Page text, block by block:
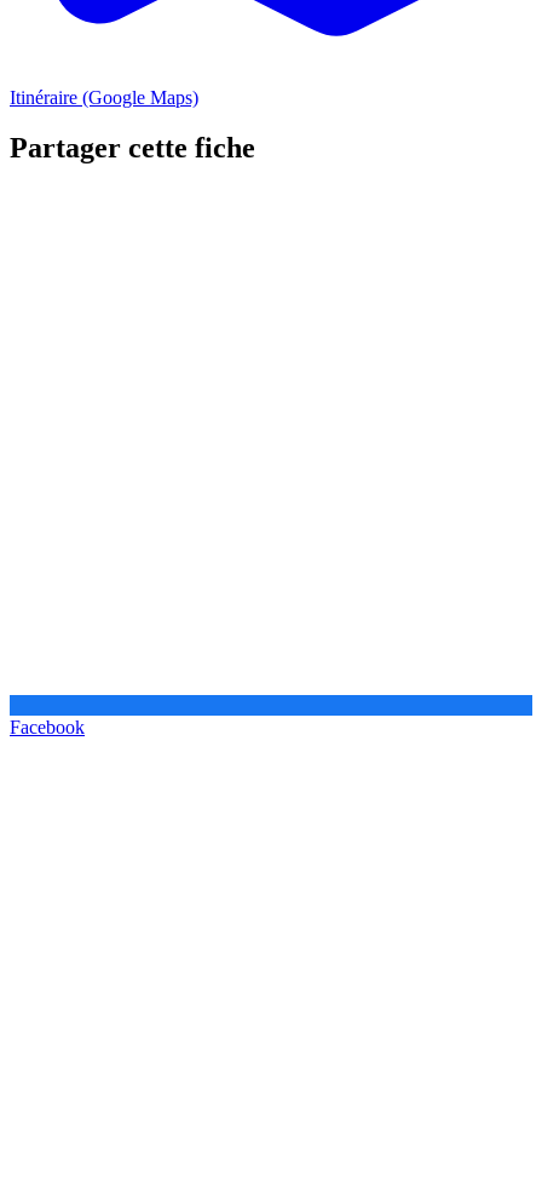
Itinéraire (Google Maps)
Partager cette fiche
Facebook